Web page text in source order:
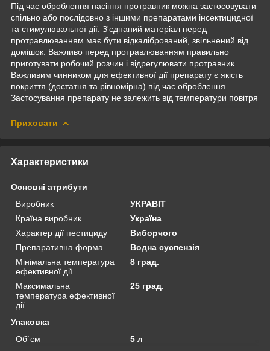
Під час оброблення насіння протравник можна застосовувати
спільно або послідовно з іншими препаратами інсектицидної
та стимулювальної дії. З'єднаний матеріал перед
протравлюванням має бути відкалібрований, звільнений від
домішок. Важливо перед протравлюванням правильно
приготувати робочий розчин і відрегулювати протравник.
Важливим чинником для ефективної дії препарату є якість
покриття (достатня та рівномірна) під час оброблення.
Застосування препарату не залежить від температури повітря
Приховати
Характеристики
Основні атрибути
Виробник
УКРАВІТ
Країна виробник
Україна
Характер дії пестициду
Виборчого
Препаративна форма
Водна суспензія
Мінімальна температура
ефективної дії
8 град.
Максимальна
температура ефективної
дії
25 град.
Упаковка
Об`єм
5 л